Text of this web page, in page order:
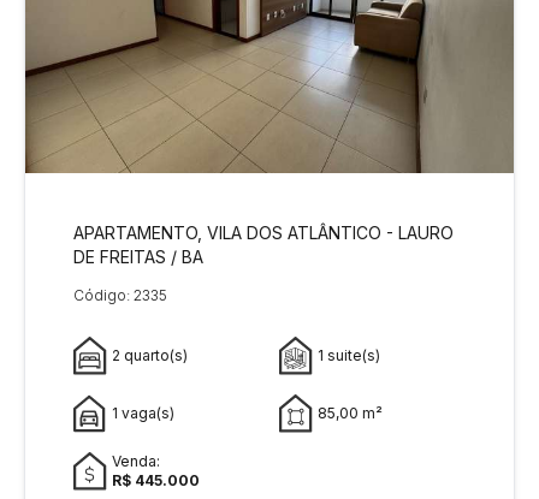
APARTAMENTO, VILA DOS ATLÂNTICO - LAURO
DE FREITAS / BA
Código: 2335
2 quarto(s) 1 suite(s)
1 vaga(s) 85,00 m²
Venda:
R$ 445.000